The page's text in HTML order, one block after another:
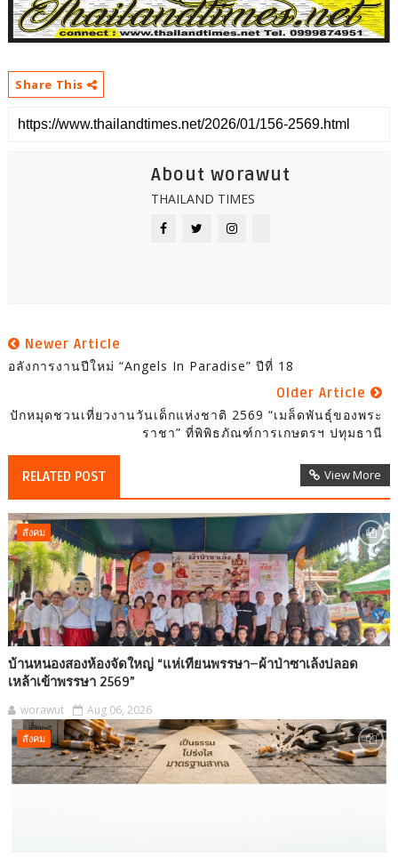
Share This
About worawut
THAILAND TIMES
Newer Article
อลังการงานปีใหม่ “Angels In Paradise” ปีที่ 18
Older Article
ปักหมุดชวนเที่ยวงานวันเด็กแห่งชาติ 2569 “เมล็ดพันธุ์ของพระ
ราชา” ที่พิพิธภัณฑ์การเกษตรฯ ปทุมธานี
RELATED POST View More
สังคม
บ้านหนองสองห้องจัดใหญ่ “แห่เทียนพรรษา–ผ้าป่าซาเล้งปลอด
เหล้าเข้าพรรษา 2569”
worawut Aug 06, 2026
สังคม